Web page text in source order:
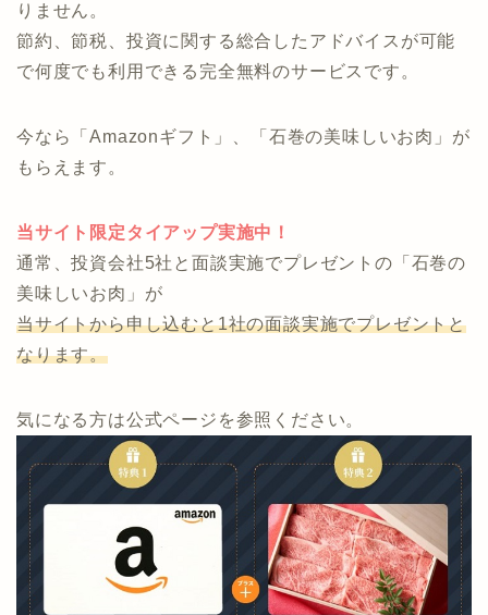
りません。
節約、節税、投資に関する総合したアドバイスが可能
で何度でも利用できる完全無料のサービスです。
今なら「Amazonギフト」、「石巻の美味しいお肉」が
もらえます。
当サイト限定タイアップ実施中！
通常、投資会社5社と面談実施でプレゼントの「石巻の
美味しいお肉」が
当サイトから申し込むと1社の面談実施でプレゼントと
なります。
気になる方は公式ページを参照ください。